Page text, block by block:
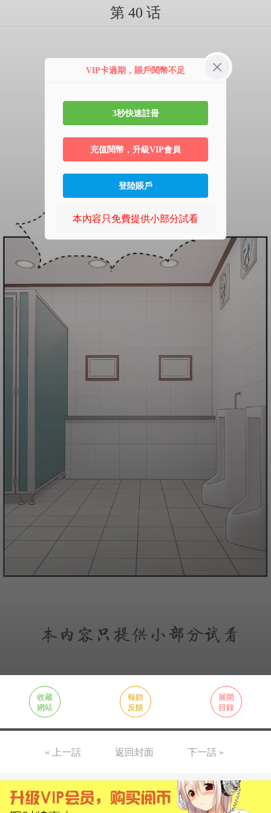
第 40 话
收藏
網站
報錯
反饋
展開
目錄
« 上一話 返回封面 下一話 »
VIP卡過期，賬戶閱幣不足
3秒快速註冊
充值閱幣，升級VIP會員
登陸賬戶
本內容只免費提供小部分試看